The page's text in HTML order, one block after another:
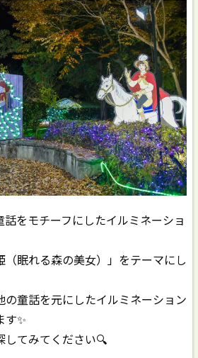
をモチーフにしたイルミネーショ
（眠れる森の美女）」をテーマにし
の童話を元にしたイルミネーション
す✨️
してみてください🔍️